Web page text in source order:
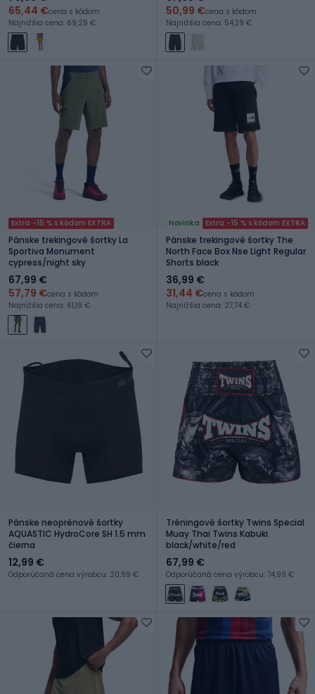
65,44 €cena s kódom
Najnižšia cena: 69,29 €
50,99 €cena s kódom
Najnižšia cena: 54,39 €
Extra -15 % s kódom EXTRA
Pánske trekingové šortky La
Sportiva Monument
cypress/night sky
67,99 €
57,79 €cena s kódom
Najnižšia cena: 61,19 €
Novinka Extra -15 % s kódom EXTRA
Pánske trekingové šortky The
North Face Box Nse Light Regular
Shorts black
36,99 €
31,44 €cena s kódom
Najnižšia cena: 27,74 €
Pánske neoprénové šortky
AQUASTIC HydroCore SH 1.5 mm
čierna
12,99 €
Odporúčaná cena výrobcu: 20,99 €
Tréningové šortky Twins Special
Muay Thai Twins Kabuki
black/white/red
67,99 €
Odporúčaná cena výrobcu: 74,99 €